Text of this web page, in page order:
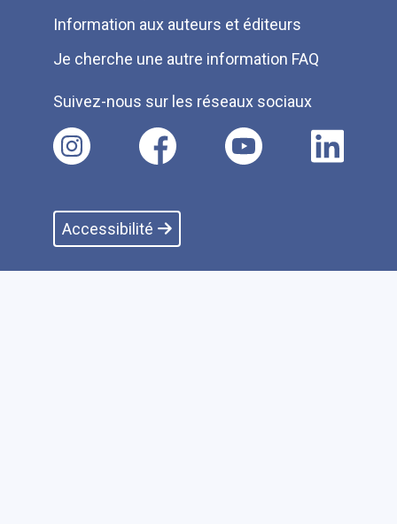
Information aux auteurs et éditeurs
Je cherche une autre information FAQ
Suivez-nous sur les réseaux sociaux
Accessibilité